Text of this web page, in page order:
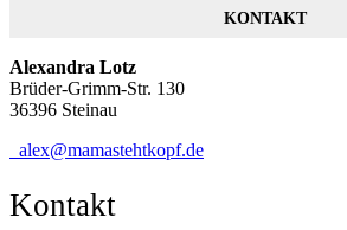
KONTAKT
Alexandra Lotz
Brüder-Grimm-Str. 130
36396 Steinau
alex@mamastehtkopf.de
Kontakt